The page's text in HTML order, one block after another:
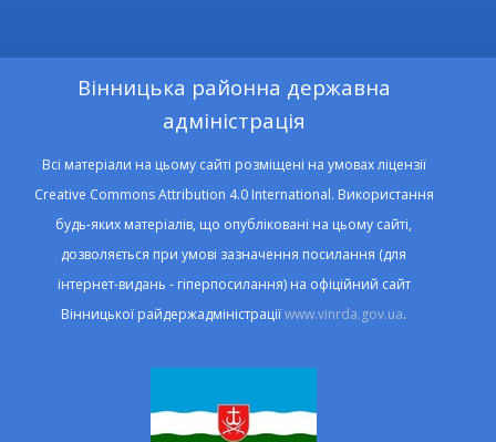
Вінницька районна державна
адміністрація
Всі матеріали на цьому сайті розміщені на умовах ліцензії
Creative Commons Attribution 4.0 International. Використання
будь-яких матеріалів, що опубліковані на цьому сайті,
дозволяється при умові зазначення посилання (для
інтернет-видань - гіперпосилання) на офіційний сайт
Вінницької райдержадміністраціїwww.vinrda.gov.ua.